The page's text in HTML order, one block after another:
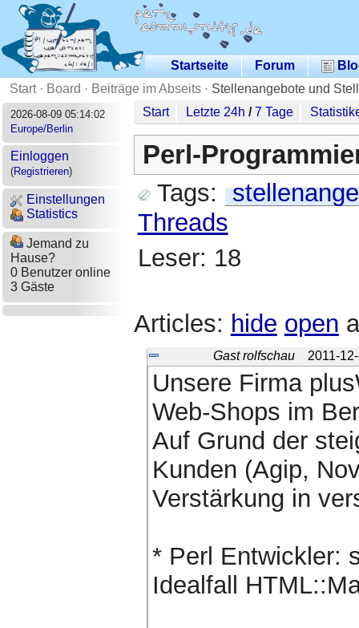
Startseite Forum
Start· Board · Beiträge im Abseits · Stellenangebote und
2026-08-09 05:14:02
Europe/Berlin
Einloggen
(Registrieren)
Einstellungen
Statistics
Jemand zu
Hause?
0 Benutzer online
3 Gäste
Start Letzte 24h /7 Tage
Perl-
Tags:
Threads
Leser: 18
Articles: hide open
Gast rolfschau 2011-
Unsere Firma
Web-Shops im
Auf Grund der
Kunden (Agip,
Verstärkung in
* Perl Entwickler:
Idealfall